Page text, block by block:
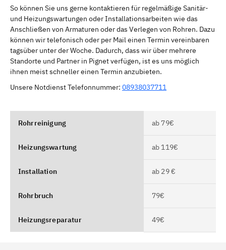
So können Sie uns gerne kontaktieren für regelmäßige Sanitär-
und Heizungswartungen oder Installationsarbeiten wie das
Anschließen von Armaturen oder das Verlegen von Rohren. Dazu
können wir telefonisch oder per Mail einen Termin vereinbaren
tagsüber unter der Woche. Dadurch, dass wir über mehrere
Standorte und Partner in Pignet verfügen, ist es uns möglich
ihnen meist schneller einen Termin anzubieten.
Unsere Notdienst Telefonnummer: 08938037711
Rohrreinigung ab 79€
Heizungswartung ab 119€
Installation ab 29 €
Rohrbruch 79€
Heizungsreparatur 49€